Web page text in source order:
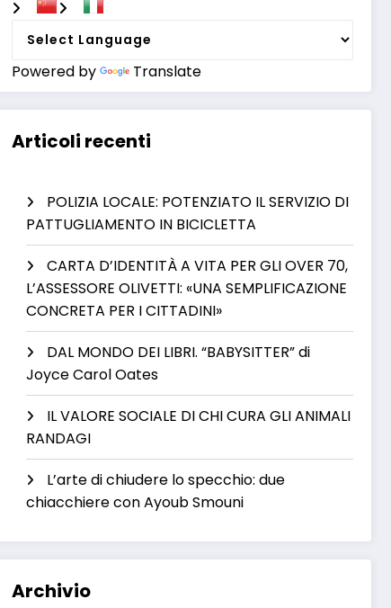
Powered by Translate
Articoli recenti
POLIZIA LOCALE: POTENZIATO IL SERVIZIO DI
PATTUGLIAMENTO IN BICICLETTA
CARTA D’IDENTITÀ A VITA PER GLI OVER 70,
L’ASSESSORE OLIVETTI: «UNA SEMPLIFICAZIONE
CONCRETA PER I CITTADINI»
DAL MONDO DEI LIBRI. “BABYSITTER” di
Joyce Carol Oates
IL VALORE SOCIALE DI CHI CURA GLI ANIMALI
RANDAGI
L’arte di chiudere lo specchio: due
chiacchiere con Ayoub Smouni
Archivio